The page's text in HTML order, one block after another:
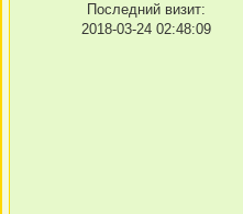
Последний визит:
2018-03-24 02:48:09